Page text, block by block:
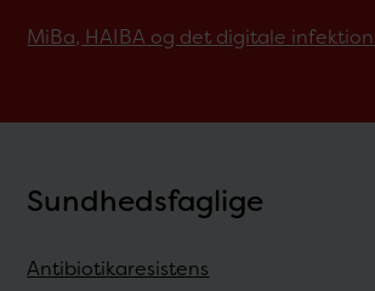
MiBa, HAIBA og det digitale
Sundhedsfaglige
Antibiotikaresistens